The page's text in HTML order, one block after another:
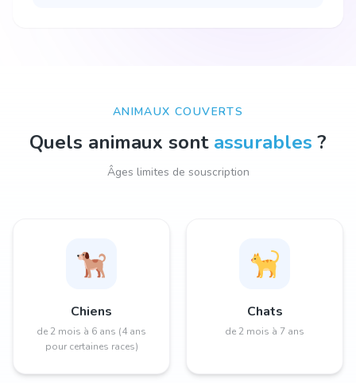
ANIMAUX COUVERTS
Quels animaux sont assurables ?
Âges limites de souscription
Chiens
de 2 mois à 6 ans (4 ans
pour certaines races)
Chats
de 2 mois à 7 ans